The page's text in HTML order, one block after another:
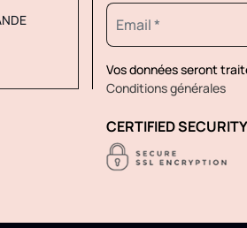
Vos données seront
Conditions générales
CERTIFIED SECURITY